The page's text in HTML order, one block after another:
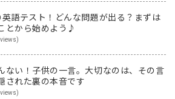
英語テスト！どんな問題が出る？まずは
とから始めよう♪
ない！子供の一言。大切なのは、その言
された裏の本音です